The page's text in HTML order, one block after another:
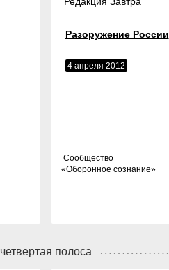
Разоружение России
4 апреля 2012
Cообщество
«Оборонное сознание»
четвертая полоса